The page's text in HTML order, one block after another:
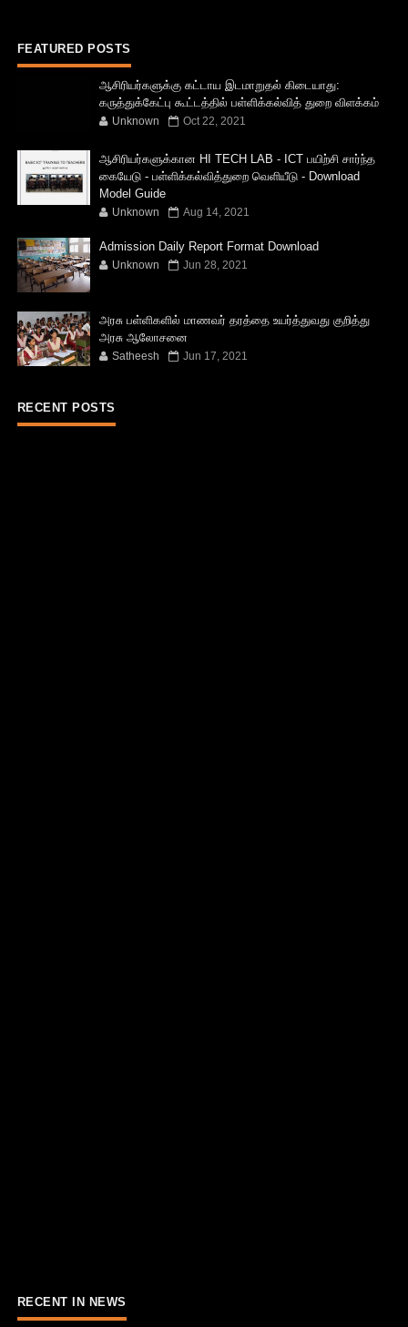
FEATURED POSTS
ஆசிரியர்களுக்கு கட்டாய இடமாறுதல் கிடையாது:
கருத்துக்கேட்பு கூட்டத்தில் பள்ளிக்கல்வித் துறை விளக்கம்
Unknown Oct 22, 2021
ஆசிரியர்களுக்கான HI TECH LAB - ICT பயிற்சி சார்ந்த
கையேடு - பள்ளிக்கல்வித்துறை வெளியீடு - Download
Model Guide
Unknown Aug 14, 2021
Admission Daily Report Format Download
Unknown Jun 28, 2021
அரசு பள்ளிகளில் மாணவர் தரத்தை உயர்த்துவது குறித்து
அரசு ஆலோசனை
Satheesh Jun 17, 2021
RECENT POSTS
RECENT IN NEWS